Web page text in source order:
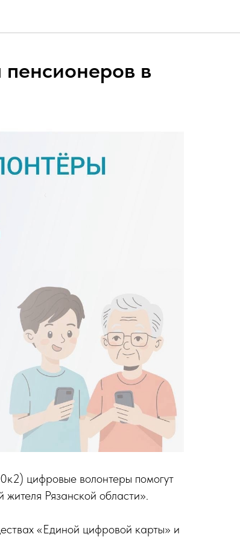
в
цифровые волонтеры помогут
Рязанской области».
«Единой цифровой карты» и